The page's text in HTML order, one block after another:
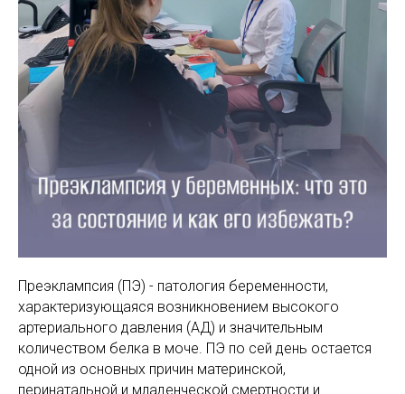
ГРАФИК
ENG
ОТЗЫВЫ
Преэклампсия (ПЭ) - патология беременности,
характеризующаяся возникновением высокого
артериального давления (АД) и значительным
количеством белка в моче. ПЭ по сей день остается
одной из основных причин материнской,
перинатальной и младенческой смертности и